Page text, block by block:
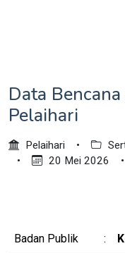
Data
Pelaihari
Pelaihari •
•
20 Mei 2026 •
Badan Publik :